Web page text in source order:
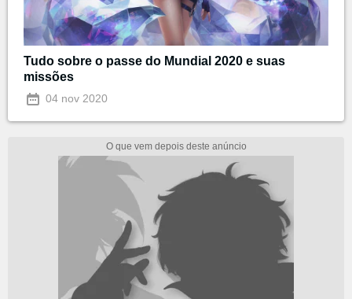
Tudo sobre o passe do Mundial 2020 e suas
missões
04 nov 2020